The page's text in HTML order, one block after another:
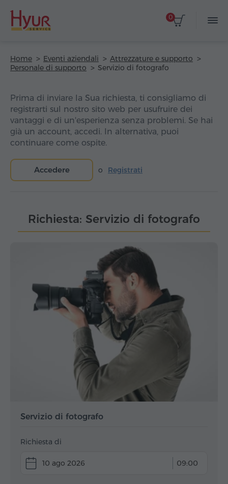
0
Home Eventi aziendali
Attrezzature e supporto
Personale di supporto
Servizio di fotografo
Prima di inviare la Sua richiesta, ti consigliamo di
registrarti sul nostro sito web per usufruire dei
vantaggi e di un'esperienza senza problemi. Se hai
già un account, accedi. In alternativa, puoi
continuare come ospite.
Accedere o Registrati
Richiesta: Servizio di fotografo
Servizio di fotografo
Richiesta di
10 ago 2026 09:00